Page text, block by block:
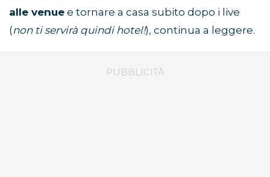
alle venue e tornare a casa subito dopo i live
(non ti servirà quindi hotel!), continua a leggere.